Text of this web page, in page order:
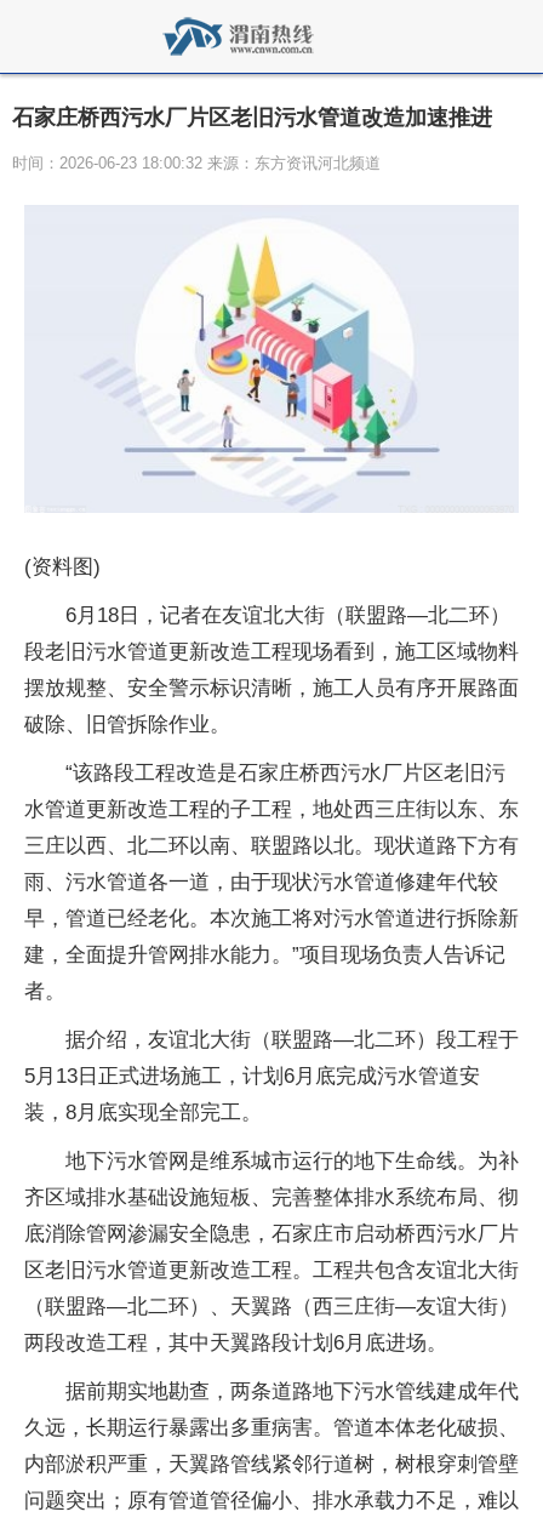
石家庄桥西污水厂片区老旧污水管道改造加速推进
时间：2026-06-23 18:00:32 来源：东方资讯河北频道
(资料图)
6月18日，记者在友谊北大街（联盟路—北二环）
段老旧污水管道更新改造工程现场看到，施工区域物料
摆放规整、安全警示标识清晰，施工人员有序开展路面
破除、旧管拆除作业。
“该路段工程改造是石家庄桥西污水厂片区老旧污
水管道更新改造工程的子工程，地处西三庄街以东、东
三庄以西、北二环以南、联盟路以北。现状道路下方有
雨、污水管道各一道，由于现状污水管道修建年代较
早，管道已经老化。本次施工将对污水管道进行拆除新
建，全面提升管网排水能力。”项目现场负责人告诉记
者。
据介绍，友谊北大街（联盟路—北二环）段工程于
5月13日正式进场施工，计划6月底完成污水管道安
装，8月底实现全部完工。
地下污水管网是维系城市运行的地下生命线。为补
齐区域排水基础设施短板、完善整体排水系统布局、彻
底消除管网渗漏安全隐患，石家庄市启动桥西污水厂片
区老旧污水管道更新改造工程。工程共包含友谊北大街
（联盟路—北二环）、天翼路（西三庄街—友谊大街）
两段改造工程，其中天翼路段计划6月底进场。
据前期实地勘查，两条道路地下污水管线建成年代
久远，长期运行暴露出多重病害。管道本体老化破损、
内部淤积严重，天翼路管线紧邻行道树，树根穿刺管壁
问题突出；原有管道管径偏小、排水承载力不足，难以